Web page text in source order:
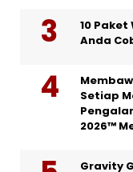
10
Anda
Setiap
2026™
Gravity